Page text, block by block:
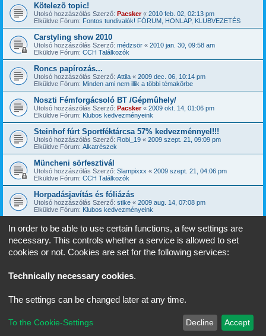
Kötelezõ topic!
Utolsó hozzászólás Szerző: Pacsker« 2010 feb. 02, 02:13 pm
Elküldve Fórum: Fontos tundivalók! FÓRUM, HONLAP, KLUBVEZETÉS
Carstyling show 2010
Utolsó hozzászólás Szerző: médzsör « 2010 jan. 30, 09:58 am
Elküldve Fórum: CCH Találkozók
Roncs papírozás...
Utolsó hozzászólás Szerző: Attila « 2009 dec. 06, 10:14 pm
Elküldve Fórum: Minden ami nem illik a többi témakörbe
Noszti Fémforgácsoló BT /Gépmûhely/
Utolsó hozzászólás Szerző: Pacsker« 2009 okt. 14, 01:06 pm
Elküldve Fórum: Klubos kedvezményeink
Steinhof fúrt Sportféktárcsa 57% kedvezménnyel!!!
Utolsó hozzászólás Szerző: Robi_19 « 2009 szept. 21, 09:09 pm
Elküldve Fórum: Alkatrészek
Müncheni sörfesztivál
Utolsó hozzászólás Szerző: Slampixxx « 2009 szept. 21, 04:06 pm
Elküldve Fórum: CCH Találkozók
Horpadásjavítás és fóliázás
Utolsó hozzászólás Szerző: stike « 2009 aug. 14, 07:08 pm
Elküldve Fórum: Klubos kedvezményeink
1 2 Következő
® Forum Software © phpBB Limited
Magyar fordítás ©
Magyar phpBB Közösség
In order to be able to use certain functions, a few settings are
necessary. This controls whether a service is allowed to set
cookies or not. Cookies are set for the following services:
Technically necessary cookies.
The settings can be changed later at any time.
To the Cookie-Settings Decline Accept